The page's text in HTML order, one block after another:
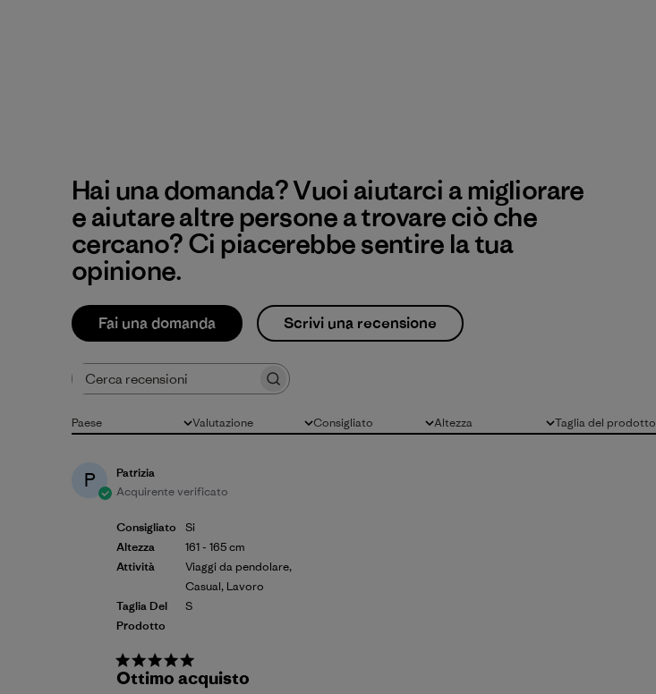
Hai una domanda? Vuoi aiutarci a migliorare
e aiutare altre persone a trovare ciò che
cercano? Ci piacerebbe sentire la tua
opinione.
Fai una domanda Scrivi una recensione
Cerca recensioni
Valutazione
Tutte le valutazioni
Paese
Tutto Consigliato
Tutto Altezza
Tutto Taglia del prodotto
Tutto
P
Patrizia
Acquirente verificato
Consigliato
Altezza
Attività
Taglia Del
Prodotto
Si
161 - 165 cm
Viaggi da pendolare,
Casual, Lavoro
S
Ottimo acquisto